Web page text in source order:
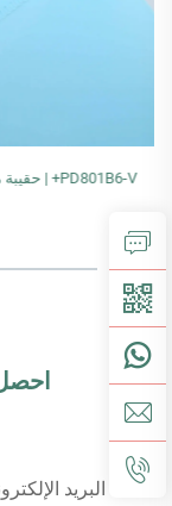
PD801B6-V+ | حقيبة مستندات (
البريد